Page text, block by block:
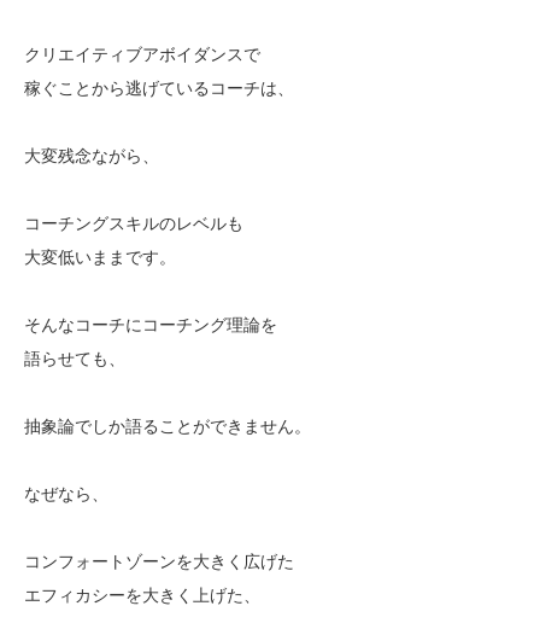
クリエイティブアボイダンスで
稼ぐことから逃げているコーチは、
大変残念ながら、
コーチングスキルのレベルも
大変低いままです。
そんなコーチにコーチング理論を
語らせても、
抽象論でしか語ることができません。
なぜなら、
コンフォートゾーンを大きく広げた
エフィカシーを大きく上げた、